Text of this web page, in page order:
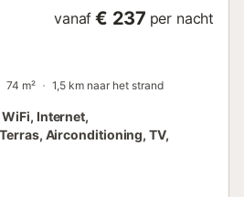
vanaf € 237 per nacht
74 m² 1,5 km naar het strand
Internet,
Airconditioning, TV,